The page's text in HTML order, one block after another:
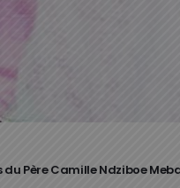
Père Camille Ndziboe